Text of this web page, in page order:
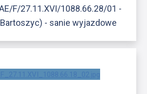
F/27.11.XVI/1088.66.28/01 -
- sanie wyjazdowe